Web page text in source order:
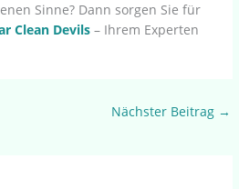
Sinne? Dann sorgen Sie für
Clean Devils – Ihrem Experten
Nächster Beitrag →